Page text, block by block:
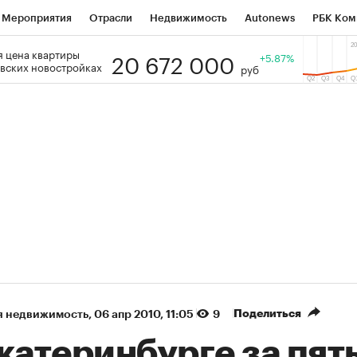
Мероприятия Отрасли Недвижимость Autonews РБК
РБК Образование Тренды
цена квартиры
новостройках
20 672 000 руб
+5.87%
недвижимость⁠, 06 апр 2010, 11:05 9 Поделиться